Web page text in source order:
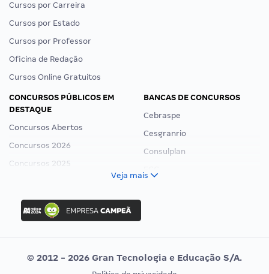
Cursos por Carreira
Cursos por Estado
Cursos por Professor
Oficina de Redação
Cursos Online Gratuitos
CONCURSOS PÚBLICOS EM
DESTAQUE
Concursos Abertos
Concursos 2026
Concursos 2025
Concurso Ibama
Concurso MPU
Editais publicados
BANCAS DE CONCURSOS
Cebraspe
Cesgranrio
Consulplan
Vunesp
Veja mais
© 2012 - 2026 Gran Tecnologia e Educação S/A.